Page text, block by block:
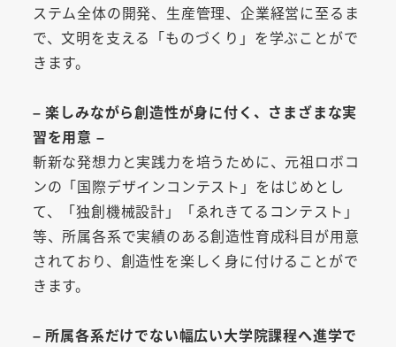
ステム全体の開発、生産管理、企業経営に至るま
で、文明を支える「ものづくり」を学ぶことがで
きます。
– 楽しみながら創造性が身に付く、さまざまな実
習を用意 –
斬新な発想力と実践力を培うために、元祖ロボコ
ンの「国際デザインコンテスト」をはじめとし
て、「独創機械設計」「ゑれきてるコンテスト」
等、所属各系で実績のある創造性育成科目が用意
されており、創造性を楽しく身に付けることがで
きます。
– 所属各系だけでない幅広い大学院課程へ進学で